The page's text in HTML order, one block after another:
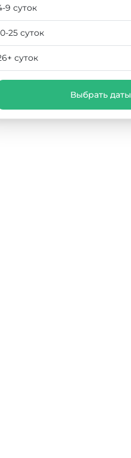
9 суток
25 суток
суток
Выбрать даты